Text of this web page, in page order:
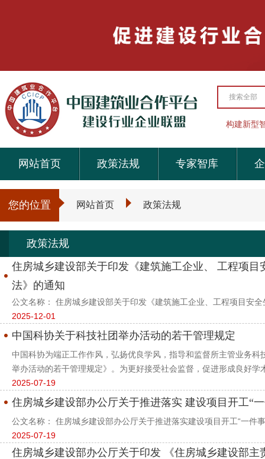
搜索全部
构建新型
网站首页 政策法规 专家智库
您的位置 网站首页 政策法规
政策法规
住房城乡建设部关于印发《建筑施工企业、 工程项
法》的通知
公文名称： 住房城乡建设部关于印发《建筑施工企业、工程项目安
2025-12-01
中国科协关于科技社团举办活动的若干管理规定
中国科协为端正工作作风，弘扬优良学风，指导和监督所主管业务
举办活动的若干管理规定》。为更好接受社会监督，促进形成良好
2025-07-19
住房城乡建设部办公厅关于推进落实 建设项目开工“
公文名称： 住房城乡建设部办公厅关于推进落实建设项目开工“一件
2025-07-19
住房城乡建设部办公厅关于印发 《住房城乡建设部